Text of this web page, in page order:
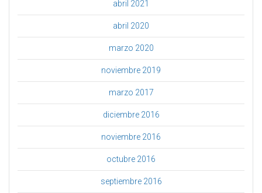
abril 2021
abril 2020
marzo 2020
noviembre 2019
marzo 2017
diciembre 2016
noviembre 2016
octubre 2016
septiembre 2016